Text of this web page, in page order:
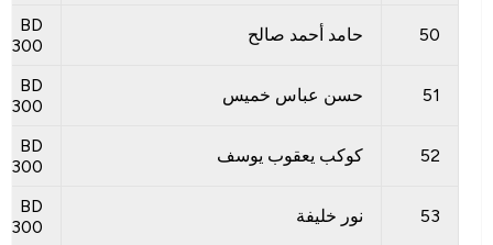
50 حامد أحمد صالح
BD
300
51 حسن عباس خميس
BD
300
52 كوكب يعقوب يوسف
BD
300
53 نور خليفة
BD
300